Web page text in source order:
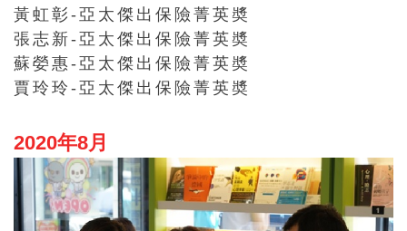
黃虹彰-亞太傑出保險菁英奬
張志新-亞太傑出保險菁英奬
蘇嫈惠-亞太傑出保險菁英奬
賈玲玲-亞太傑出保險菁英奬
2020年8月